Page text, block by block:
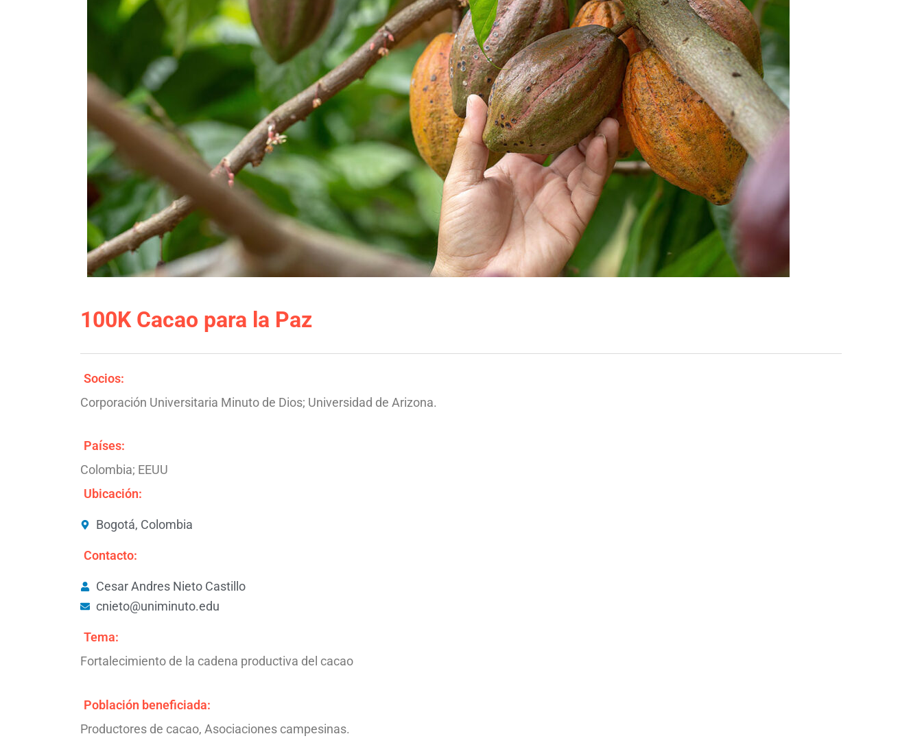
100K Cacao para la Paz
Socios:
Corporación Universitaria Minuto de Dios; Universidad de Arizona.
Países:
Colombia; EEUU
Ubicación:
Bogotá, Colombia
Contacto:
Cesar Andres Nieto Castillo
cnieto@uniminuto.edu
Tema:
Fortalecimiento de la cadena productiva del cacao
Población beneficiada:
Productores de cacao, Asociaciones campesinas.